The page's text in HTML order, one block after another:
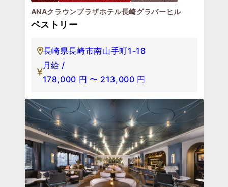
ANAクラウンプラザホテル長崎グラバーヒル
ペストリー
長崎県長崎市南山手町1-18
月給 /
178,000 円 〜 213,000 円